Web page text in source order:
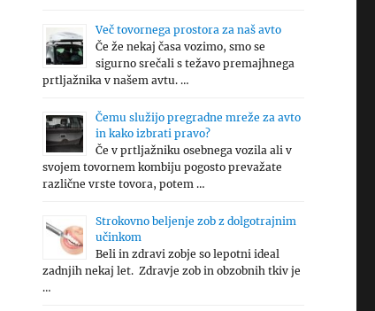
Več tovornega prostora za naš avto
Če že nekaj časa vozimo, smo se
sigurno srečali s težavo premajhnega
prtljažnika v našem avtu. …
Čemu služijo pregradne mreže za avto
in kako izbrati pravo?
Če v prtljažniku osebnega vozila ali v
svojem tovornem kombiju pogosto prevažate
različne vrste tovora, potem …
Strokovno beljenje zob z dolgotrajnim
učinkom
Beli in zdravi zobje so lepotni ideal
zadnjih nekaj let. Zdravje zob in obzobnih tkiv je
…